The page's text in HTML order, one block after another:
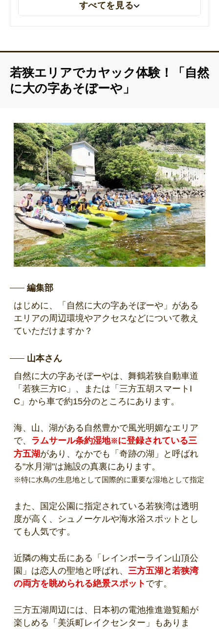
すべてを見る
若狭エリアでカヤック体験！「自然
に大の字あそぼーや」
編集部
はじめに、「自然に大の字あそぼーや」がある
エリアの周辺環境やアクセスなどについて教え
ていただけますか？
山本さん
自然に大の字あそぼーやは、舞鶴若狭自動車道
「若狭三方IC」、または「三方五胡スマートI
C」から車で約15分のところにあります。
海、山、湖がある自然豊かで風光明媚なエリア
で、 ラムサール条約湿地※に登録されている三
方五湖があり、なかでも「奇跡の湖」と呼ばれ
る"水月湖"は施設の真裏にあります。
※特に水鳥の生息地として国際的に重要な湿地として指定
また、国定公園に指定されている若狭湾は透明
度が高く、シュノーケルや海水浴スポットとし
ても人気です。
近隣の梅丈岳にある「レインボーライン山頂公
園」は恋人の聖地と呼ばれ、 三方五湖と若狭湾
の両方を眺められる絶景スポット です。
三方五湖周辺には、日本初の電池推進遊覧船が
楽しめる「美浜町レイクセンター」もありま